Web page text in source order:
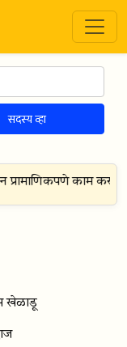
सदस्य व्हा
काम करा(
खेळाडू